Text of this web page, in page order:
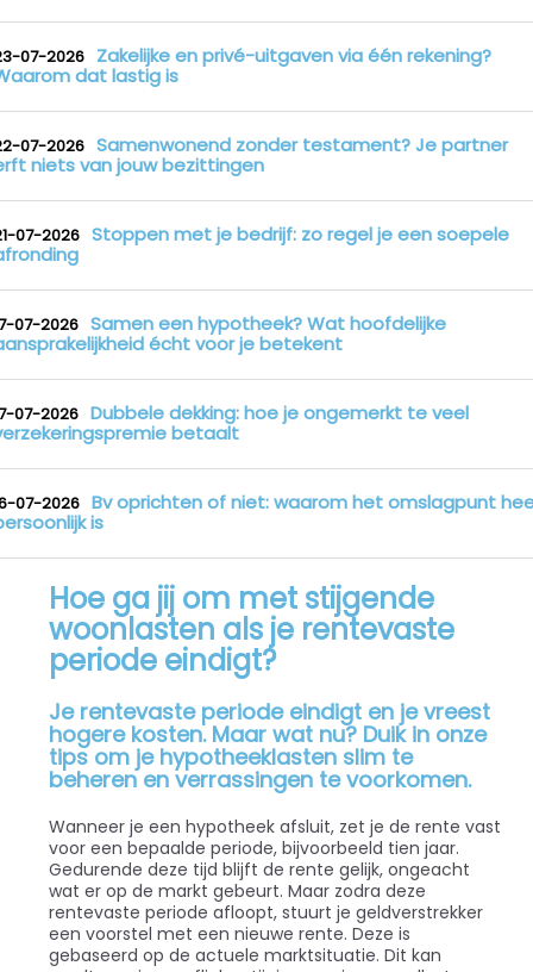
07-2026 Zakelijke en privé-uitgaven via één rekening?
dat lastig is
07-2026 Samenwonend zonder testament? Je partner
niets van jouw bezittingen
07-2026 Stoppen met je bedrijf: zo regel je een soepele
07-2026 Samen een hypotheek? Wat hoofdelijke
écht voor je betekent
07-2026 Dubbele dekking: hoe je ongemerkt te veel
betaalt
07-2026 Bv oprichten of niet: waarom het omslagpunt
is
Hoe ga jij om met stijgende
woonlasten als je rentevaste
periode eindigt?
Je rentevaste periode eindigt en je vreest
hogere kosten. Maar wat nu? Duik in onze
tips om je hypotheeklasten slim te
beheren en verrassingen te voorkomen.
Wanneer je een hypotheek afsluit, zet je de rente vast
voor een bepaalde periode, bijvoorbeeld tien jaar.
Gedurende deze tijd blijft de rente gelijk, ongeacht
wat er op de markt gebeurt. Maar zodra deze
rentevaste periode afloopt, stuurt je geldverstrekker
een voorstel met een nieuwe rente. Deze is
gebaseerd op de actuele marktsituatie. Dit kan